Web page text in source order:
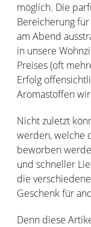
möglich. Die
Bereicherung
am Abend
in unsere
Preises (oft
Erfolg
Aromastoffen
Nicht zuletzt
werden, welche
beworben
und schneller
die
Geschenk für
Denn diese